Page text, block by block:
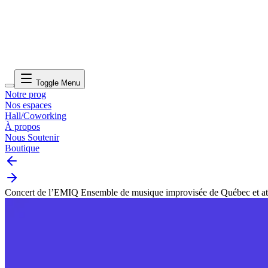
Toggle Menu
Notre prog
Nos espaces
Hall/Coworking
À propos
Nous Soutenir
Boutique
Concert de l’EMIQ Ensemble de musique improvisée de Québec et